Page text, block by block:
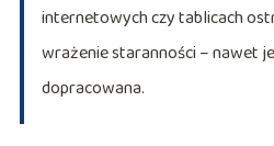
internetowych czy tablicach
wrażenie staranności – nawet
dopracowana.